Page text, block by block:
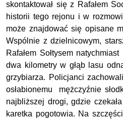
skontaktował się z Rafałem
historii tego rejonu i w
może znajdować się opisane
Wspólnie z dzielnicowym,
Rafałem Sołtysem
dwa kilometry w głąb lasu
grzybiarza. Policjanci
osłabionemu mężczyźnie
najbliższej drogi, gdzie
karetka pogotowia. Na